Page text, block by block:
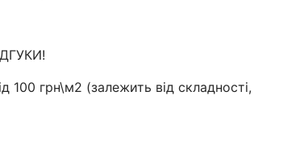
100 грн\м2 (залежить від складності,